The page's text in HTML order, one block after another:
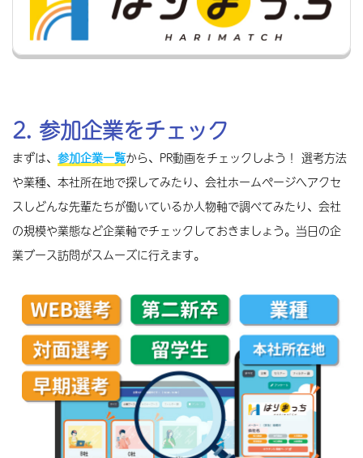
自社サイト
メーカー（食品）｜〔本社〕高砂市
籠谷
あなたもチームに参加してください。
メーカー（機器・繊維）｜〔本社〕大阪市
金井ホールディングス
世界のモノづくりを支える縁の下の力持ち
自社サイト
の認定を受けた証です。次世代育成支援対策推
進法に基づき、一般事業主行動計画を策定した
きます。
出典： 厚生労働省 くるみんマークについて
行動計画の策定・届出を行った企業のうち、女
性の活躍推進に関する取組の実施状況等が優良
な企業については、都道府県労働局への申請に
より、厚生労働大臣の認定を受けることができ
ます。
出典：厚生労働省 「えるぼし」認定とは
2. 参加企業をチェック
まずは、 参加企業一覧から、PR動画をチェックしよう！ 選考方法
や業種、本社所在地で探してみたり、会社ホームページへアクセ
スしどんな先輩たちが働いているか人物軸で調べてみたり、会社
の規模や業態など企業軸でチェックしておきましょう。当日の企
業ブース訪問がスムーズに行えます。